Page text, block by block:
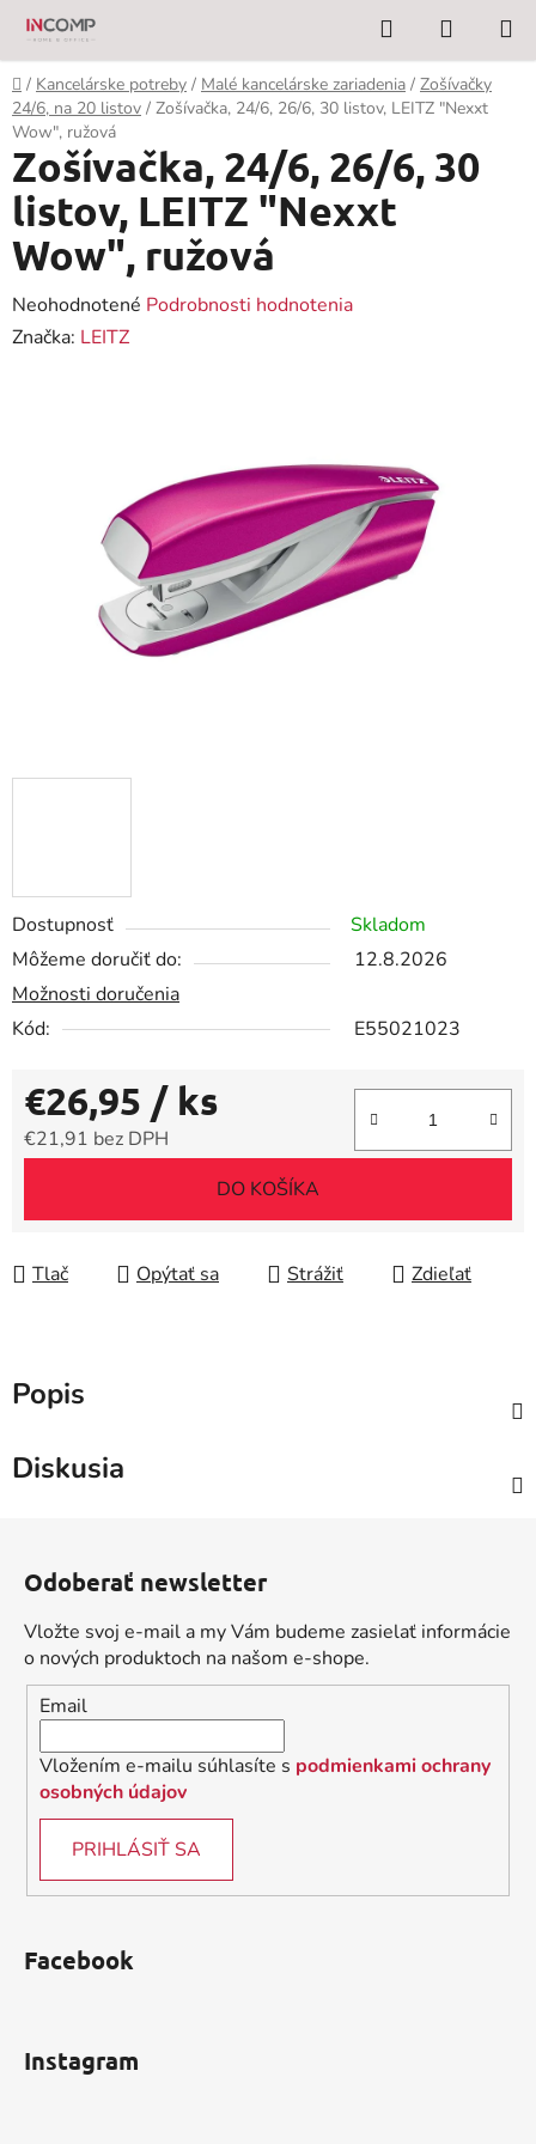
Prejsť
obsah
Hľadať
KOŠÍK
Domov
/ Kancelárske potreby / Malé kancelárske zariadenia / Zošívačky
24/6, na 20 listov / Zošívačka, 24/6, 26/6, 30 listov, LEITZ "Nexxt
Wow", ružová
Dostupnosť
Skladom
Môžeme doručiť do:
12.8.2026
Možnosti doručenia
Kód:
E55021023
€26,95 / ks
€21,91 bez DPH
DO KOŠÍKA
Tlač Opýtať sa Strážiť Zdieľať
Zošívačka, 24/6, 26/6, 30
listov, LEITZ "Nexxt
Wow", ružová
Priemerné
hodnotenie
hviezdičiek.
Neohodnotené Podrobnosti hodnotenia
Značka: LEITZ
Popis
Diskusia
Odoberať newsletter
Vložte svoj e-mail a my Vám budeme zasielať informácie
o nových produktoch na našom e-shope.
Email
Vložením e-mailu súhlasíte s podmienkami ochrany
osobných údajov
PRIHLÁSIŤ SA
Facebook
Instagram